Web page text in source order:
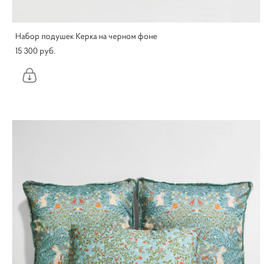
Набор подушек Керка на черном фоне
15 300 pуб.